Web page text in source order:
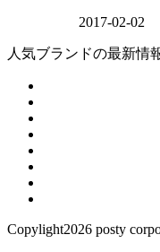
2017-02-02
人気ブランドの最新情
Copylight2026 posty